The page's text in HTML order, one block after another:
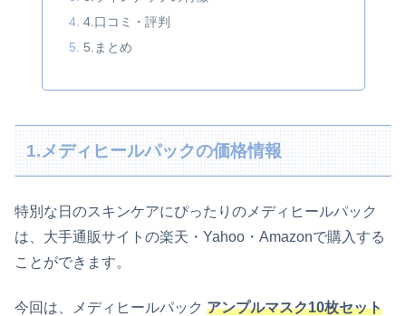
4.口コミ・評判
5.まとめ
1.メディヒールパックの価格情報
特別な日のスキンケアにぴったりの メディヒールパック
は、大手通販サイトの楽天・Yahoo・Amazonで購入する
ことができます。
今回は、メディヒールパック アンプルマスク10枚セット